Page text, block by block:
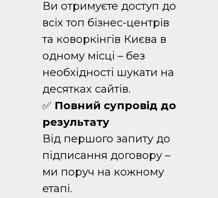
Ви отримуєте доступ до
всіх топ бізнес-центрів
та коворкінгів Києва в
одному місці – без
необхідності шукати на
десятках сайтів.
✅ Повний супровід до
результату
Від першого запиту до
підписання договору –
ми поруч на кожному
етапі.